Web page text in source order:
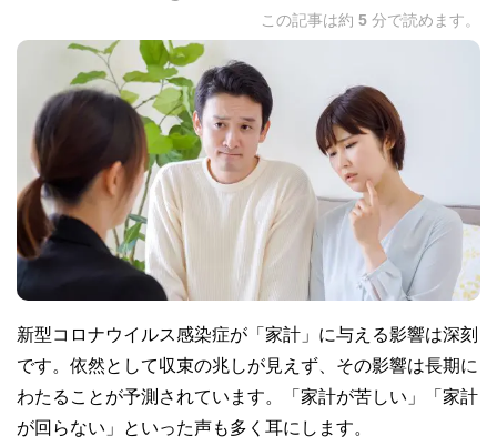
この記事は約 5 分で読めます。
新型コロナウイルス感染症が「家計」に与える影響は深刻
です。依然として収束の兆しが見えず、その影響は長期に
わたることが予測されています。「家計が苦しい」「家計
が回らない」といった声も多く耳にします。